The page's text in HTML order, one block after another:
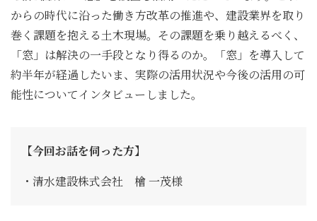
からの時代に沿った働き方改革の推進や、建設業界を取り
巻く課題を抱える土木現場。その課題を乗り越えるべく、
「窓」は解決の一手段となり得るのか。「窓」を導入して
約半年が経過したいま、実際の活用状況や今後の活用の可
能性についてインタビューしました。
・清水建設株式会社 檜 一茂様